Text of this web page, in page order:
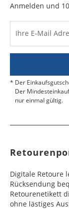
Anmelden und
Ihre E-Mail
Der
Der
nur einmal gültig.
Digitale Retoure
Rücksendung
Retourenetikett
ohne lästiges